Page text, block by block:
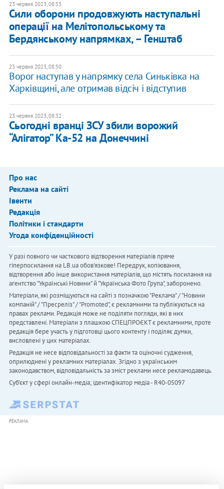
23 червня 2023, 08:53
Сили оборони продовжують наступальні
операції на Мелітопольському та
Бердянському напрямках, – Генштаб
23 червня 2023, 08:50
Ворог наступав у напрямку села Синьківка на
Харківщині, але отримав відсіч і відступив
23 червня 2023, 08:32
Сьогодні вранці ЗСУ збили ворожий
“Алігатор” Ка-52 на Донеччині
Про нас
Реклама на сайті
Івенти
Редакція
Політики і стандарти
Угода конфіденційності
У разі повного чи часткового відтворення матеріалів пряме
гіперпосилання на LB.ua обов'язкове! Передрук, копіювання,
відтворення або інше використання матеріалів, що містять посилання на
агентство "Українськi Новини" й "Українська Фото Група", заборонено.
Матеріали, які розміщуються на сайті з позначкою "Реклама" / "Новини
компаній" / "Пресреліз" / "Promoted", є рекламними та публікуються на
правах реклами. Редакція може не поділяти погляди, які в них
представлені. Матеріали з плашкою СПЕЦПРОЄКТ є рекламними, проте
редакція бере участь у підготовці цього контенту і поділяє думки,
висловлені у цих матеріалах.
Редакція не несе відповідальності за факти та оціночні судження,
оприлюднені у рекламних матеріалах. Згідно з українським
законодавством, відповідальність за зміст реклами несе рекламодавець.
Cуб'єкт у сфері онлайн-медіа; ідентифікатор медіа - R40-05097
РЕКЛАМА